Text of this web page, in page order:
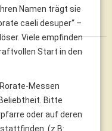
Namen trägt sie
caeli desuper“ –
Viele empfinden
Start in den
Messen
Bitte
oder auf deren
(z.B: